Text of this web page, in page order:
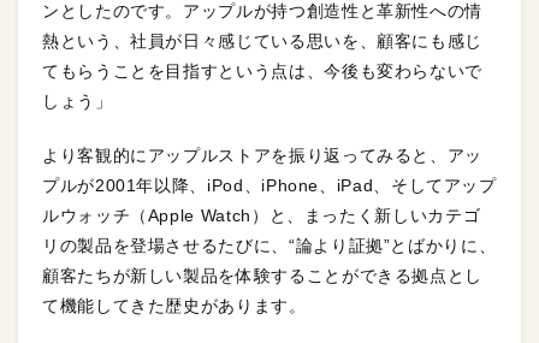
ンとしたのです。アップルが持つ創造性と革新性への情
熱という、社員が日々感じている思いを、顧客にも感じ
てもらうことを目指すという点は、今後も変わらないで
しょう」
より客観的にアップルストアを振り返ってみると、アッ
プルが2001年以降、iPod、iPhone、iPad、そしてアップ
ルウォッチ（Apple Watch）と、まったく新しいカテゴ
リの製品を登場させるたびに、“論より証拠”とばかりに、
顧客たちが新しい製品を体験することができる拠点とし
て機能してきた歴史があります。